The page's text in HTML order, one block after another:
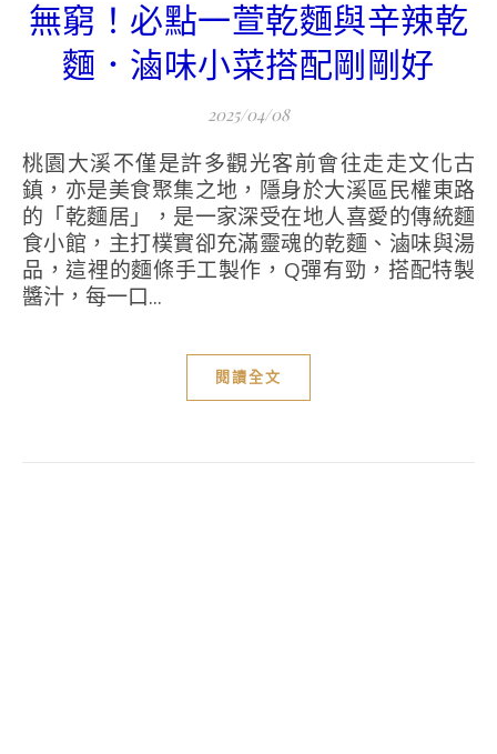
無窮！必點一萱乾麵與辛辣乾
麵．滷味小菜搭配剛剛好
2025/04/08
桃園大溪不僅是許多觀光客前會往走走文化古
鎮，亦是美食聚集之地，隱身於大溪區民權東路
的「乾麵居」，是一家深受在地人喜愛的傳統麵
食小館，主打樸實卻充滿靈魂的乾麵、滷味與湯
品，這裡的麵條手工製作，Q彈有勁，搭配特製
醬汁，每一口...
閱讀全文